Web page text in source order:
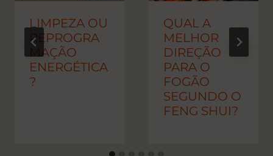
LIMPEZA OU
REPROGRA
MAÇÃO
ENERGÉTICA
?
QUAL A
MELHOR
DIREÇÃO
PARA O
FOGÃO
SEGUNDO O
FENG SHUI?